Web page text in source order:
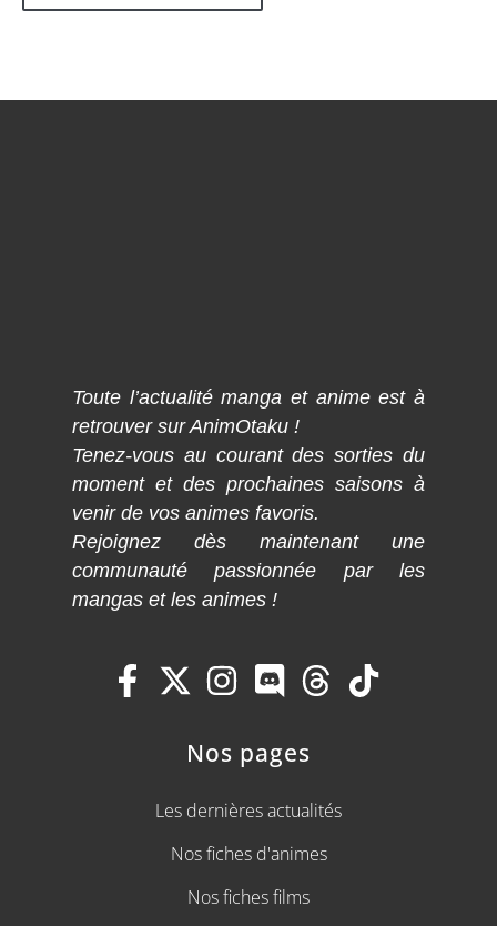
Toute l’actualité manga et anime est à
retrouver sur AnimOtaku !
Tenez-vous au courant des sorties du
moment et des prochaines saisons à
venir de vos animes favoris.
Rejoignez dès maintenant une
communauté passionnée par les
mangas et les animes !
Nos pages
Les dernières actualités
Nos fiches d'animes
Nos fiches films